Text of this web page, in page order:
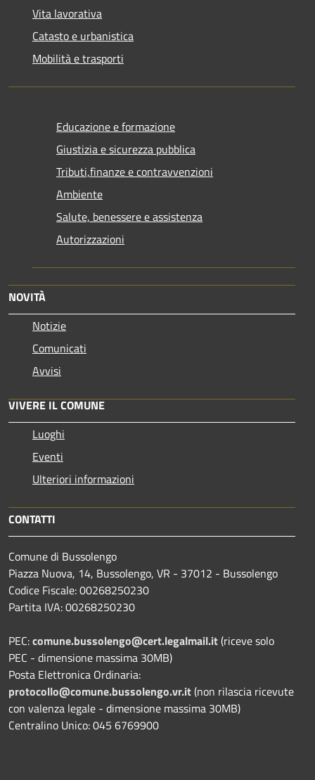
Vita lavorativa
Catasto e urbanistica
Mobilità e trasporti
Educazione e formazione
Giustizia e sicurezza pubblica
Tributi,finanze e contravvenzioni
Ambiente
Salute, benessere e assistenza
Autorizzazioni
NOVITÀ
Notizie
Comunicati
Avvisi
VIVERE IL COMUNE
Luoghi
Eventi
Ulteriori informazioni
CONTATTI
Comune di Bussolengo
Piazza Nuova, 14, Bussolengo, VR - 37012 - Bussolengo
Codice Fiscale: 00268250230
Partita IVA: 00268250230
PEC:comune.bussolengo@cert.legalmail.it(riceve solo
PEC - dimensione massima 30MB)
Posta Elettronica Ordinaria:
protocollo@comune.bussolengo.vr.it(non rilascia ricevute
con valenza legale - dimensione massima 30MB)
Centralino Unico: 045 6769900